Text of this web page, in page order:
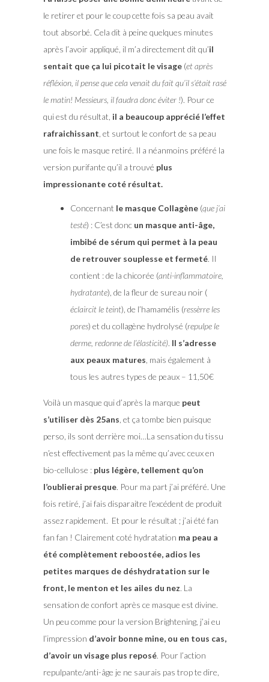
le retirer et pour le coup cette fois sa peau avait
tout absorbé. Cela dit à peine quelques minutes
après l’avoir appliqué, il m’a directement dit qu’il
sentait que ça lui picotait le visage(et après
réfléxion, il pense que cela venait du fait qu’il s’était rasé
le matin! Messieurs, il faudra donc éviter !). Pour ce
qui est du résultat, il a beaucoup apprécié l’effet
rafraichissant , et surtout le confort de sa peau
une fois le masque retiré. Il a néanmoins préféré la
version purifante qu’il a trouvé plus
impressionante coté résultat.
Concernant le masque Collagène(que j’ai
testé) : C’est donc un masque anti-âge,
imbibé de sérum qui permet à la peau
de retrouver souplesse et fermeté. Il
contient : de la chicorée (anti-inflammatoire,
hydratante), de la fleur de sureau noir (
éclaircit le teint), de l’hamamélis (ressèrre les
pores) et du collagène hydrolysé (repulpe le
derme, redonne de l’élasticité). Il s’adresse
aux peaux matures , mais également à
tous les autres types de peaux – 11,50€
Voilà un masque qui d’après la marque peut
s’utiliser dès 25ans , et ça tombe bien puisque
perso, ils sont derrière moi…La sensation du tissu
n’est effectivement pas la même qu’avec ceux en
bio-cellulose : plus légère, tellement qu’on
l’oublierai presque. Pour ma part j’ai préféré. Une
fois retiré, j’ai fais disparaitre l’excédent de produit
assez rapidement. Et pour le résultat ; j’ai été fan
fan fan ! Clairement coté hydratation ma peau a
été complètement reboostée, adios les
petites marques de déshydratation sur le
front, le menton et les ailes du nez. La
sensation de confort après ce masque est divine.
Un peu comme pour la version Brightening, j’ai eu
l’impression d’avoir bonne mine, ou en tous cas,
d’avoir un visage plus reposé. Pour l’action
repulpante/anti-âge je ne saurais pas trop te dire,